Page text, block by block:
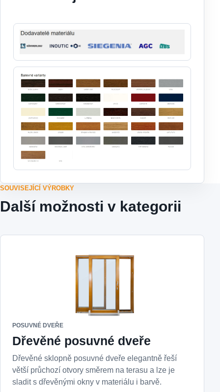
SOUVISEJÍCÍ VÝROBKY
Další možnosti v kategorii
POSUVNÉ DVEŘE
Dřevěné posuvné dveře
Dřevěné sklopně posuvné dveře elegantně řeší
větší průchozí otvory směrem na terasu a lze je
sladit s dřevěnými okny v materiálu i barvě.